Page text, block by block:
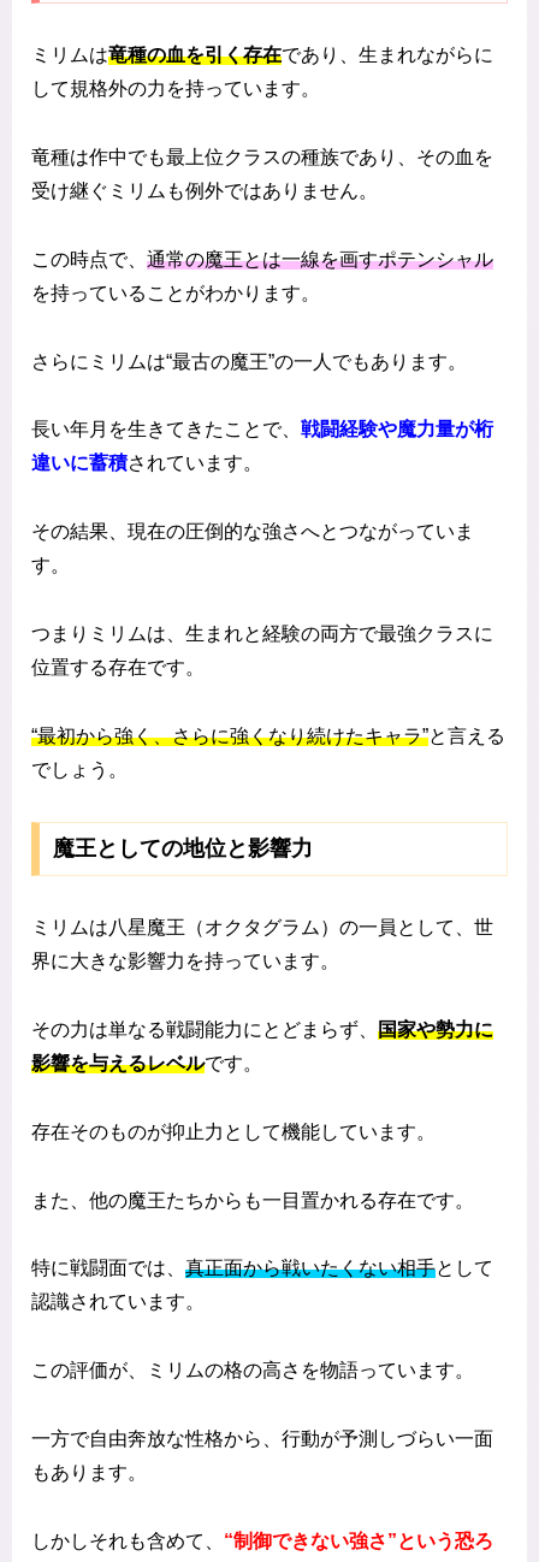
ミリムは竜種の血を引く存在であり、生まれながらに
して規格外の力を持っています。
竜種は作中でも最上位クラスの種族であり、その血を
受け継ぐミリムも例外ではありません。
この時点で、 通常の魔王とは一線を画すポテンシャル
を持っていることがわかります。
さらにミリムは“最古の魔王”の一人でもあります。
長い年月を生きてきたことで、 戦闘経験や魔力量が桁
違いに蓄積されています。
その結果、現在の圧倒的な強さへとつながっていま
す。
つまりミリムは、生まれと経験の両方で最強クラスに
位置する存在です。
“最初から強く、さらに強くなり続けたキャラ”と言える
でしょう。
魔王としての地位と影響力
ミリムは八星魔王（オクタグラム）の一員として、世
界に大きな影響力を持っています。
その力は単なる戦闘能力にとどまらず、 国家や勢力に
影響を与えるレベルです。
存在そのものが抑止力として機能しています。
また、他の魔王たちからも一目置かれる存在です。
特に戦闘面では、 真正面から戦いたくない相手として
認識されています。
この評価が、ミリムの格の高さを物語っています。
一方で自由奔放な性格から、行動が予測しづらい一面
もあります。
しかしそれも含めて、 “制御できない強さ”という恐ろ